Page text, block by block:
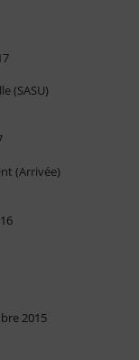
(SASU)
(Arrivée)
2015